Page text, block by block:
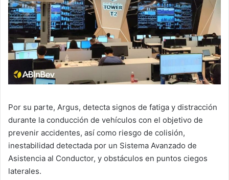
Por su parte, Argus, detecta signos de fatiga y distracción
durante la conducción de vehículos con el objetivo de
prevenir accidentes, así como riesgo de colisión,
inestabilidad detectada por un Sistema Avanzado de
Asistencia al Conductor, y obstáculos en puntos ciegos
laterales.